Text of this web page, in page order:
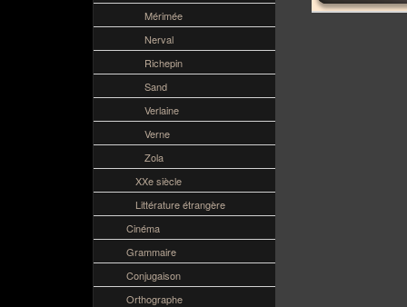
Mérimée
Nerval
Richepin
Sand
Verlaine
Verne
Zola
XXe siècle
Littérature étrangère
Cinéma
Grammaire
Conjugaison
Orthographe